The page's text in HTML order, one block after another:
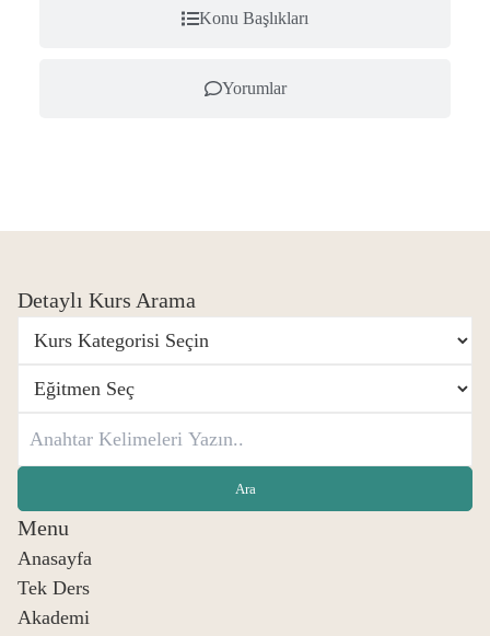
Konu Başlıkları
Yorumlar
Detaylı Kurs Arama
Menu
Anasayfa
Tek Ders
Akademi